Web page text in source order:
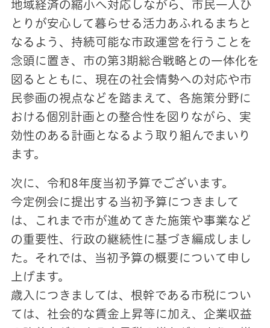
地域経済の縮小へ対応しながら、市民一人ひ
とりが安心して暮らせる活力あふれるまちと
なるよう、持続可能な市政運営を行うことを
念頭に置き、市の第3期総合戦略との一体化を
図るとともに、現在の社会情勢への対応や市
民参画の視点などを踏まえて、各施策分野に
おける個別計画との整合性を図りながら、実
効性のある計画となるよう取り組んでまいり
ます。
次に、令和8年度当初予算でございます。
今定例会に提出する当初予算につきまして
は、これまで市が進めてきた施策や事業など
の重要性、行政の継続性に基づき編成しまし
た。それでは、当初予算の概要について申し
上げます。
歳入につきましては、根幹である市税につい
ては、社会的な賃金上昇等に加え、企業収益